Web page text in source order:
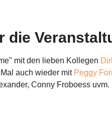
die
mit den lieben Kollegen
auch wieder mit Peggy
Conny Froboess uvm.